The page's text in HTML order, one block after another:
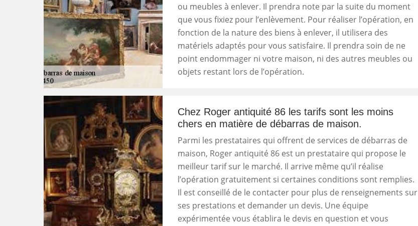
ou meubles à enlever. Il prendra note par la suite du moment
que vous fixiez pour l’enlèvement. Pour réaliser l’opération, en
fonction de la nature des biens à enlever, il utilisera des
matériels adaptés pour vous satisfaire. Il prendra soin de ne
point endommager ni votre maison, ni des autres meubles ou
objets restant lors de l’opération.
Chez Roger antiquité 86 les tarifs sont les moins
chers en matière de débarras de maison.
Parmi les prestataires qui offrent de services de débarras de
maison, Roger antiquité 86 est un prestataire qui propose le
meilleur tarif sur le marché. Il arrive même qu’il réalise
l’opération gratuitement si certaines conditions sont remplies.
Il est conseillé de le contacter pour plus de renseignements sur
ses prestations et demander un devis. Une équipe
expérimentée vous établira le devis en question et vous